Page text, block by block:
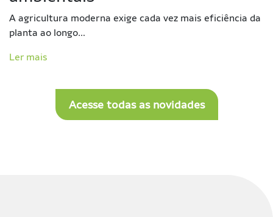
A agricultura moderna exige cada vez mais eficiência da
planta ao longo…
Ler mais
Acesse todas as novidades